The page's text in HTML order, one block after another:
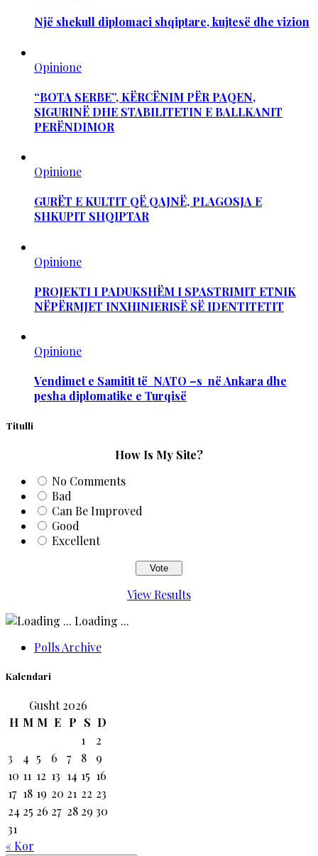
Një shekull diplomaci shqiptare, kujtesë dhe vizion
Opinione
“BOTA SERBE”, KËRCËNIM PËR PAQEN,
SIGURINË DHE STABILITETIN E BALLKANIT
PERËNDIMOR
Opinione
GURËT E KULTIT QË QAJNË, PLAGOSJA E
SHKUPIT SHQIPTAR
Opinione
PROJEKTI I PADUKSHËM I SPASTRIMIT ETNIK
NËPËRMJET INXHINIERISË SË IDENTITETIT
Opinione
Vendimet e Samitit të NATO –s në Ankara dhe
pesha diplomatike e Turqisë
Titulli
How Is My Site?
No Comments
Bad
Can Be Improved
Good
Excellent
View Results
Loading ...
Polls Archive
Kalendari
Gusht 2026
H M M E P S D
1
2
3
4 5 6 7 8
9
10 11 12 13 14 15 16
17 18 19 20 21 22 23
24 25 26 27 28 29 30
31
« Kor